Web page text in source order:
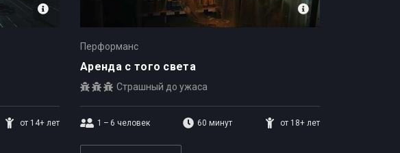
от 14+ лет
Перформанс
Аренда с того света
Страшный до ужаса
1 – 6 человек 60 минут от 18+ лет